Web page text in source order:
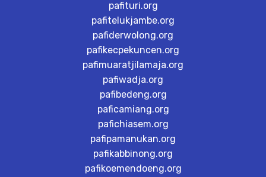
pafituri.org
pafitelukjambe.org
pafiderwolong.org
pafikecpekuncen.org
pafimuaratjilamaja.org
pafiwadja.org
pafibedeng.org
paficamiang.org
pafichiasem.org
pafipamanukan.org
pafikabbinong.org
pafikoemendoeng.org